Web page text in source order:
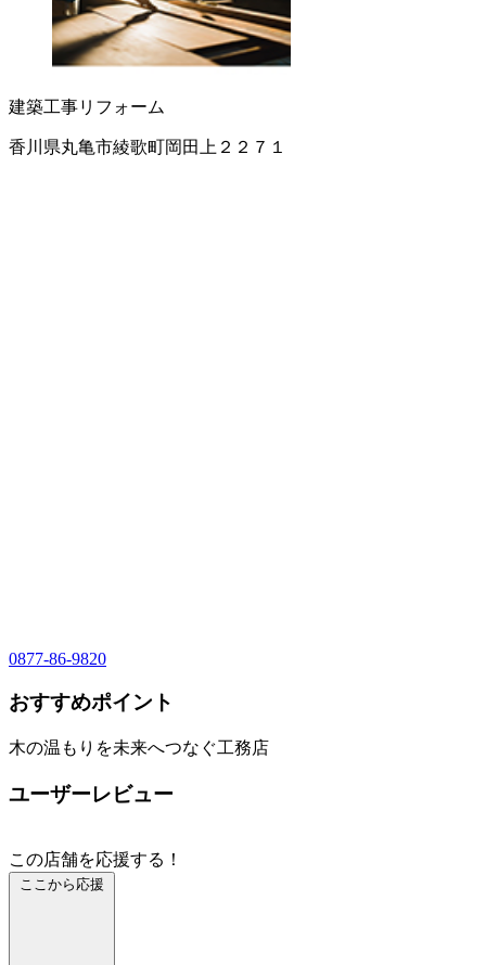
建築工事リフォーム
香川県丸亀市綾歌町岡田上２２７１
0877-86-9820
おすすめポイント
木の温もりを未来へつなぐ工務店
ユーザーレビュー
この店舗を応援する！
ここから応援